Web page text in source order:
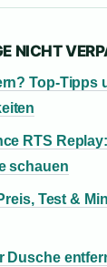
NICHT
Top-Tipps
RTS Replay:
schauen
Test &
Dusche